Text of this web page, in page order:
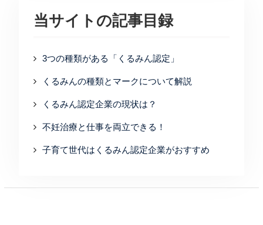
当サイトの記事目録
3つの種類がある「くるみん認定」
くるみんの種類とマークについて解説
くるみん認定企業の現状は？
不妊治療と仕事を両立できる！
子育て世代はくるみん認定企業がおすすめ